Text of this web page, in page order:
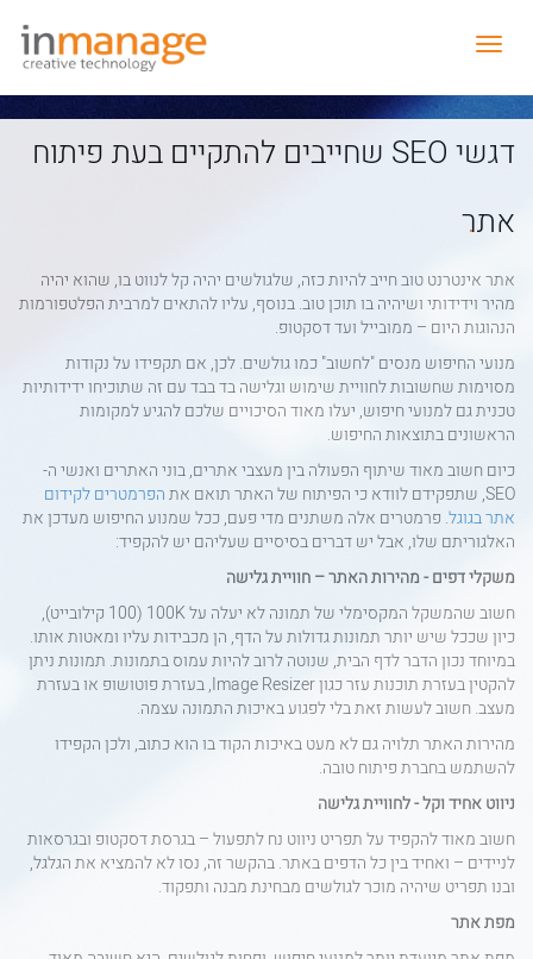
תפריט
דגשי SEO שחייבים להתקיים בעת פיתוח
אתר
.
אתר אינטרנט טוב חייב להיות כזה, שלגולשים יהיה קל לנווט בו, שהוא יהיה
מהיר וידידותי ושיהיה בו תוכן טוב. בנוסף, עליו להתאים למרבית הפלטפורמות
הנהוגות היום – ממובייל ועד דסקטופ.
מנועי החיפוש מנסים "לחשוב" כמו גולשים. לכן, אם תקפידו על נקודות
מסוימות שחשובות לחוויית שימוש וגלישה בד בבד עם זה שתוכיחו ידידותיות
טכנית גם למנועי חיפוש, יעלו מאוד הסיכויים שלכם להגיע למקומות
הראשונים בתוצאות החיפוש.
כיום חשוב מאוד שיתוף הפעולה בין מעצבי אתרים, בוני האתרים ואנשי ה-
SEO, שתפקידם לוודא כי הפיתוח של האתר תואם אתהפרמטרים לקידום
אתר בגוגל. פרמטרים אלה משתנים מדי פעם, ככל שמנוע החיפוש מעדכן את
האלגוריתם שלו, אבל יש דברים בסיסיים שעליהם יש להקפיד:
משקלי דפים - מהירות האתר – חוויית גלישה
חשוב שהמשקל המקסימלי של תמונה לא יעלה על100K
(100 קילובייט),
כיון שככל שיש יותר תמונות גדולות על הדף, הן מכבידות עליו ומאטות אותו.
במיוחד נכון הדבר לדף הבית, שנוטה לרוב להיות עמוס בתמונות. תמונות ניתן
להקטין בעזרת תוכנות עזר כגוןImage Resizer, בעזרת פוטושופ או בעזרת
מעצב. חשוב לעשות זאת בלי לפגוע באיכות התמונה עצמה.
מהירות האתר תלויה גם לא מעט באיכות הקוד בו הוא כתוב, ולכן הקפידו
להשתמש בחברת פיתוח טובה.
ניווט אחיד וקל - לחוויית גלישה
חשוב מאוד להקפיד על תפריט ניווט נח לתפעול – בגרסת דסקטופ ובגרסאות
לניידים – ואחיד בין כל הדפים באתר. בהקשר זה, נסו לא להמציא את הגלגל,
ובנו תפריט שיהיה מוכר לגולשים מבחינת מבנה ותפקוד.
מפת אתר